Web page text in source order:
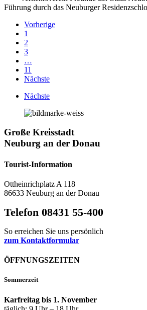
Führung durch das Neuburger
Vorherige
1
2
3
…
11
Nächste
Nächste
Große Kreisstadt
Neuburg an der Donau
Tourist-Information
Ottheinrichplatz A 118
86633 Neuburg an der Donau
Telefon 08431 55-400
So erreichen Sie uns persönlich
zum Kontaktformular
ÖFFNUNGSZEITEN
Sommerzeit
Karfreitag bis 1. November